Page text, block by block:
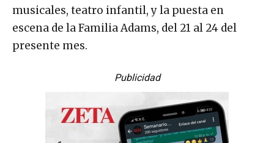
musicales, teatro infantil, y la puesta en
escena de la Familia Adams, del 21 al 24 del
presente mes.
Publicidad